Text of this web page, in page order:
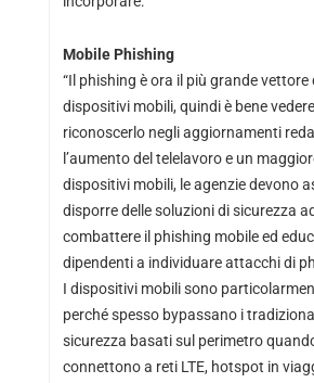
Mobile Phishing
“Il phishing è ora il più grande vettore
dispositivi mobili, quindi è bene
riconoscerlo negli aggiornamenti
l’aumento del telelavoro e un
dispositivi mobili, le agenzie devono
disporre delle soluzioni di sicurezza
combattere il phishing mobile ed
dipendenti a individuare attacchi di
I dispositivi mobili sono
perché spesso bypassano i
sicurezza basati sul perimetro
connettono a reti LTE, hotspot in